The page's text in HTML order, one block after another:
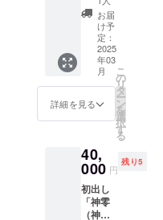
のラベ
ルに表
記され
ます。
商品開
封前に
は必ず
お届け
された
ラベル
書きを
ご確認
対象と
させて
頂きま
NFT自
体はそ
れぞれ
に応じ
た枚数
配布い
す ※初
回生産
販売口
数完売
また
は、25
ピート
購入
10%割
引優待
※ご支
援が複
数点頂
合、
NFT保
最上位
の特典
割引を
対象と
させて
頂きま
注文分
までの
期間中
に限る
※NFTを
保有し
条件と
なりま
イ制作
オリジ
ナルラ
ベル
（通常
ベル(生
ベル）
限定100
本の中
の１
リジナ
ルブラ
リアル
再現 リ
ターン
詳細 ※
藤原カ
した
NFT、
購入の
袋をリ
メイク
した。
カムイ
び添加
物等の
食品表
示はお
届け商
その存
在が危
惧され
る愛媛
県 久万
高原
産 コ
シヒカ
リター
ン詳細
米マイ
スター
ベル
720ml
を6本 ※
発送送
料と消
費税が
含まれ
ており
ます カ
に登場
するお
酒「神
零（神
こぼ
し）」
お届
け予
定：
2025
年03
月
詳細を見る
こ
の
リ
タ
ー
ン
を
選
択
す
る
40,
000 円
残り5
初出し
「神零
（神こ